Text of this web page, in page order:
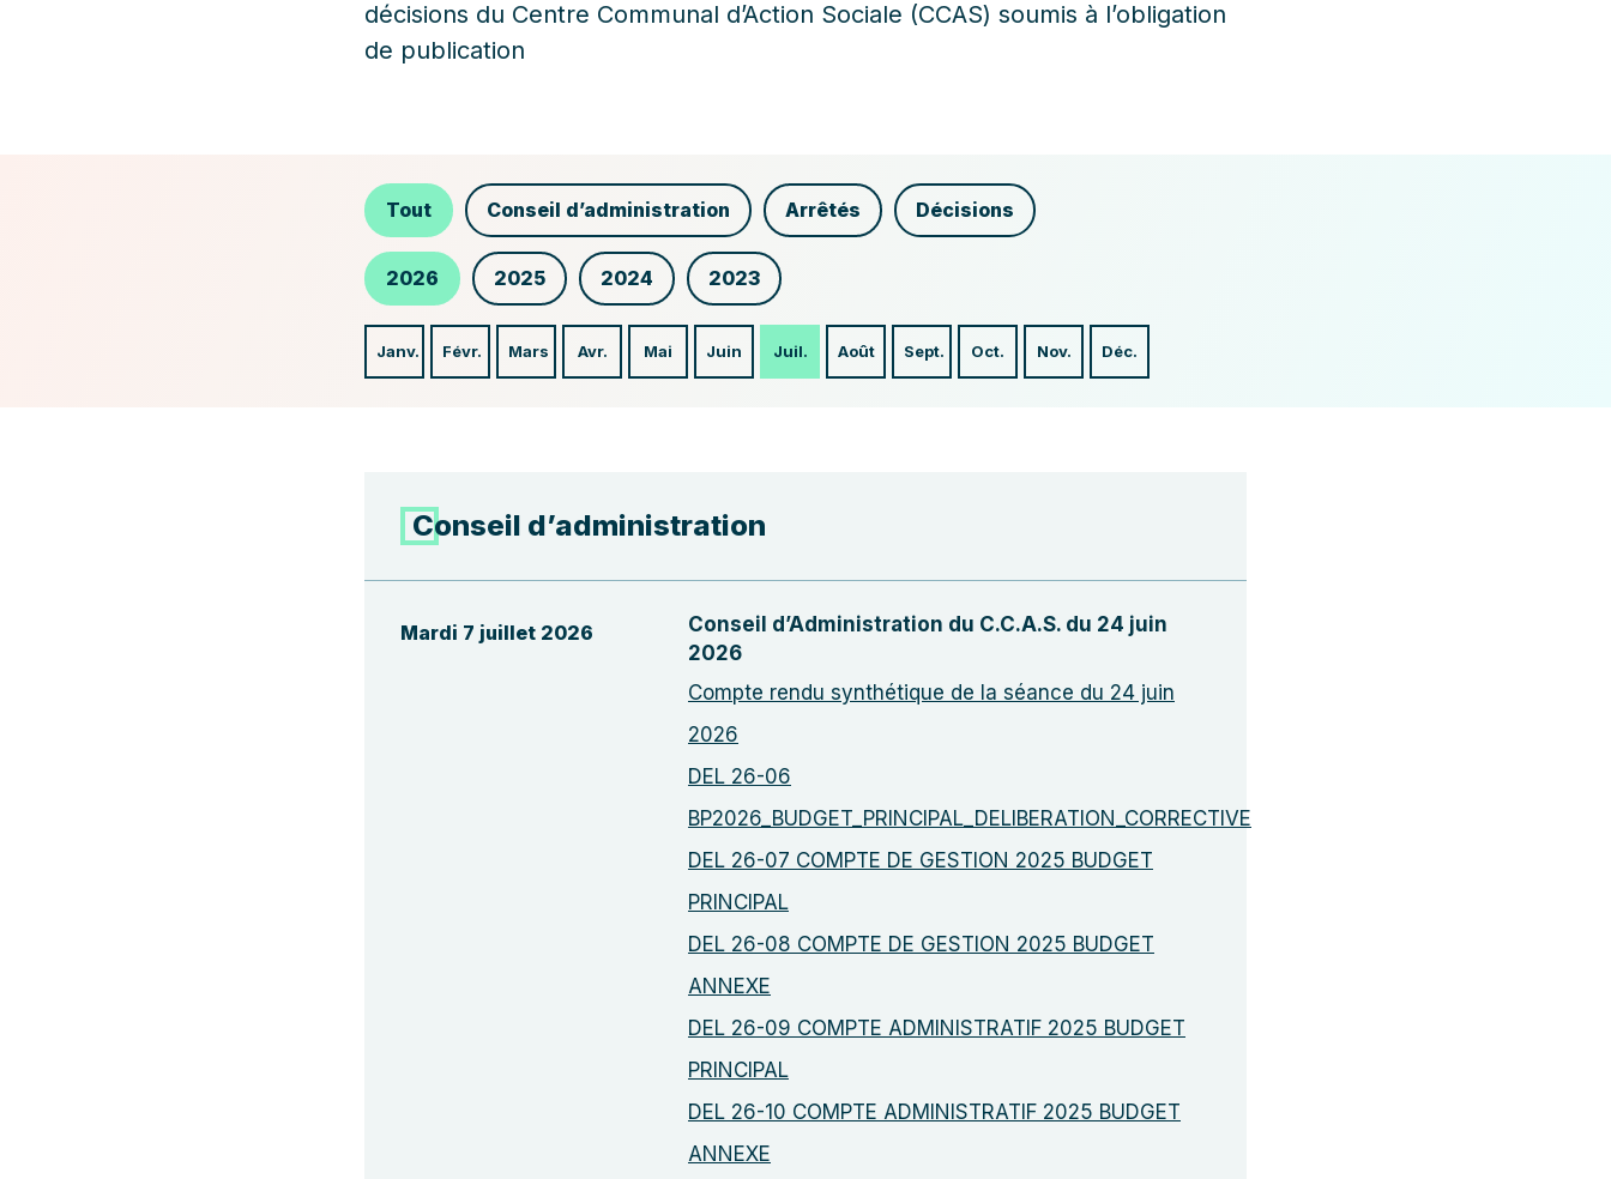
décisions du Centre Communal d’Action Sociale (CCAS) soumis à l’obligation
de publication
Tout Conseil d’administration Arrêtés Décisions
2026 2025 2024 2023
Janv. Févr. Mars Avr. Mai Juin Juil. Août Sept. Oct. Nov. Déc.
Conseil d’administration
Mardi 7 juillet 2026
Conseil d’Administration du C.C.A.S. du 24 juin
2026
Compte rendu synthétique de la séance du 24 juin
2026
DEL 26-06
BP2026_BUDGET_PRINCIPAL_DELIBERATION_CORRECTIVE
DEL 26-07 COMPTE DE GESTION 2025 BUDGET
PRINCIPAL
DEL 26-08 COMPTE DE GESTION 2025 BUDGET
ANNEXE
DEL 26-09 COMPTE ADMINISTRATIF 2025 BUDGET
PRINCIPAL
DEL 26-10 COMPTE ADMINISTRATIF 2025 BUDGET
ANNEXE